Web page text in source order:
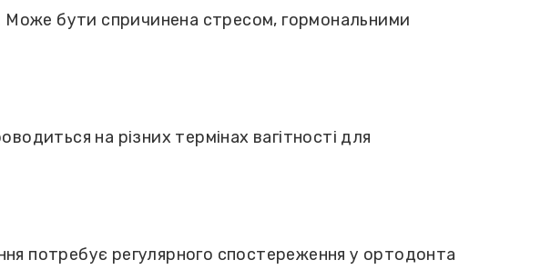
Може бути спричинена стресом, гормональними
на різних термінах вагітності для
потребує регулярного спостереження у ортодонта